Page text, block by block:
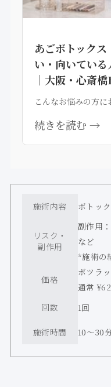
あごボトック
い・向いてい
｜大阪・心斎
こんなお悩みの方
続きを読む →
施術内容 ボトッ
リスク・
副作用
副作用
など
*施術の
価格
ボツラ
通常
回数
1回
施術時間 10〜30